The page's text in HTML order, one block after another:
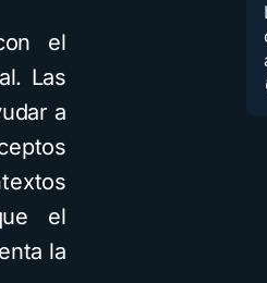
el
Las
a
el
la